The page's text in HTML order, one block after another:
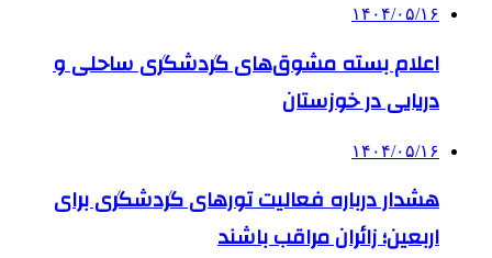
۱۴۰۴/۰۵/۱۶
اعلام بسته مشوق‌های گردشگری ساحلی و
دریایی در خوزستان
۱۴۰۴/۰۵/۱۶
هشدار درباره فعالیت تورهای گردشگری برای
اربعین؛ زائران مراقب باشند